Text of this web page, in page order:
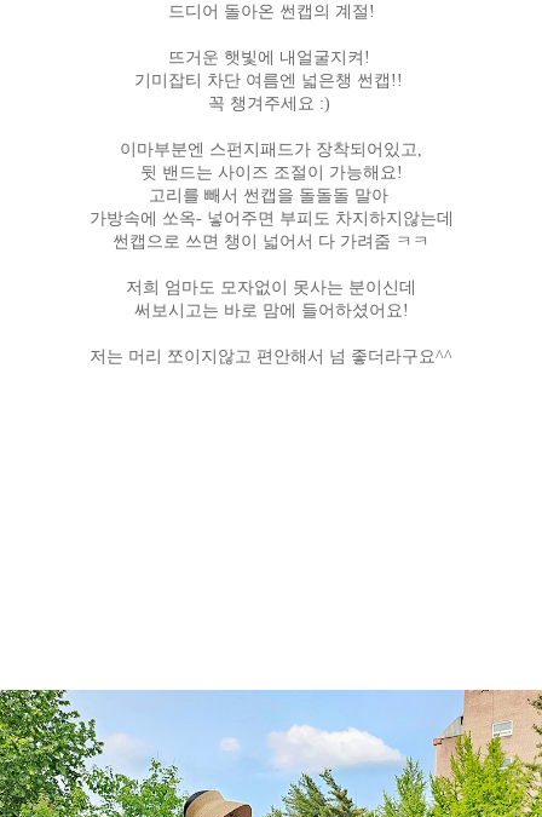
드디어 돌아온 썬캡의 계절!
뜨거운 햇빛에 내얼굴지켜!
기미잡티 차단 여름엔 넓은챙 썬캡!!
꼭 챙겨주세요 :)
이마부분엔 스펀지패드가 장착되어있고,
뒷 밴드는 사이즈 조절이 가능해요!
고리를 빼서 썬캡을 돌돌돌 말아
가방속에 쏘옥- 넣어주면 부피도 차지하지않는데
썬캡으로 쓰면 챙이 넓어서 다 가려줌 ㅋㅋ
저희 엄마도 모자없이 못사는 분이신데
써보시고는 바로 맘에 들어하셨어요!
저는 머리 쪼이지않고 편안해서 넘 좋더라구요^^